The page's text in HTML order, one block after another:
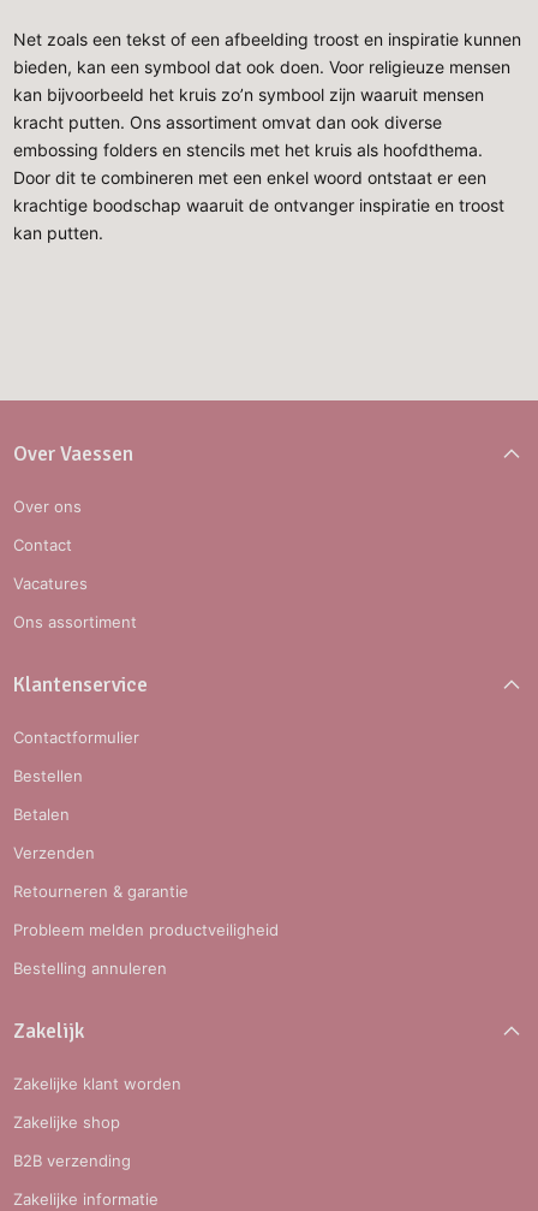
Net zoals een tekst of een afbeelding troost en inspiratie kunnen
bieden, kan een symbool dat ook doen. Voor religieuze mensen
kan bijvoorbeeld het kruis zo’n symbool zijn waaruit mensen
kracht putten. Ons assortiment omvat dan ook diverse
embossing folders en stencils met het kruis als hoofdthema.
Door dit te combineren met een enkel woord ontstaat er een
krachtige boodschap waaruit de ontvanger inspiratie en troost
kan putten.
Over Vaessen
Over ons
Contact
Vacatures
Ons assortiment
Klantenservice
Contactformulier
Bestellen
Betalen
Verzenden
Retourneren & garantie
Probleem melden productveiligheid
Bestelling annuleren
Zakelijk
Zakelijke klant worden
Zakelijke shop
B2B verzending
Zakelijke informatie